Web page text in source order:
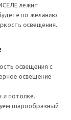
лежит
по желанию
освещения.
освещения с
освещение
потолке.
шарообразный